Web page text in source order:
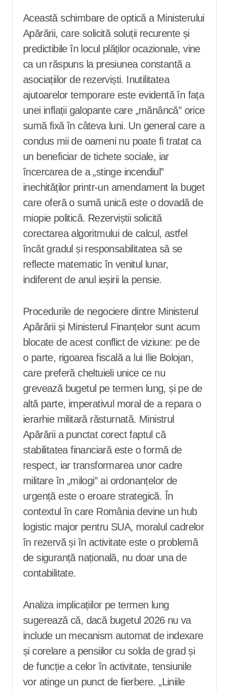
Această schimbare de optică a Ministerului
Apărării, care solicită soluții recurente și
predictibile în locul plăților ocazionale, vine
ca un răspuns la presiunea constantă a
asociațiilor de rezerviști. Inutilitatea
ajutoarelor temporare este evidentă în fața
unei inflații galopante care „mănâncă” orice
sumă fixă în câteva luni. Un general care a
condus mii de oameni nu poate fi tratat ca
un beneficiar de tichete sociale, iar
încercarea de a „stinge incendiul”
inechităților printr-un amendament la buget
care oferă o sumă unică este o dovadă de
miopie politică. Rezerviștii solicită
corectarea algoritmului de calcul, astfel
încât gradul și responsabilitatea să se
reflecte matematic în venitul lunar,
indiferent de anul ieșirii la pensie.
Procedurile de negociere dintre Ministerul
Apărării și Ministerul Finanțelor sunt acum
blocate de acest conflict de viziune: pe de
o parte, rigoarea fiscală a lui Ilie Bolojan,
care preferă cheltuieli unice ce nu
grevează bugetul pe termen lung, și pe de
altă parte, imperativul moral de a repara o
ierarhie militară răsturnată. Ministrul
Apărării a punctat corect faptul că
stabilitatea financiară este o formă de
respect, iar transformarea unor cadre
militare în „milogi” ai ordonanțelor de
urgență este o eroare strategică. În
contextul în care România devine un hub
logistic major pentru SUA, moralul cadrelor
în rezervă și în activitate este o problemă
de siguranță națională, nu doar una de
contabilitate.
Analiza implicațiilor pe termen lung
sugerează că, dacă bugetul 2026 nu va
include un mecanism automat de indexare
și corelare a pensiilor cu solda de grad și
de funcție a celor în activitate, tensiunile
vor atinge un punct de fierbere. „Liniile